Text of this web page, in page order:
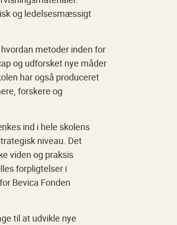
og ledelsesmæssigt
metoder inden for
og udforsket nye måder
har også produceret
forskere og
ind i hele skolens
niveau. Det
viden og praksis
forpligtelser i
Bevica Fonden
til at udvikle nye